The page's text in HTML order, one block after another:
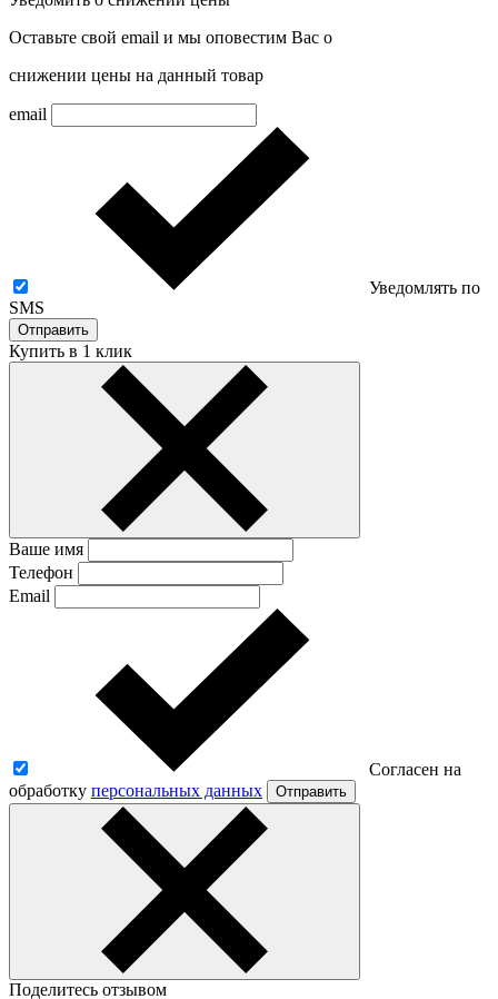
Оставьте свой email и мы оповестим Вас о
снижении цены на данный товар
email
Уведомлять по
SMS
Отправить
Купить в 1 клик
Ваше имя
Телефон
Email
Согласен на
обработку персональных данных Отправить
Поделитесь отзывом